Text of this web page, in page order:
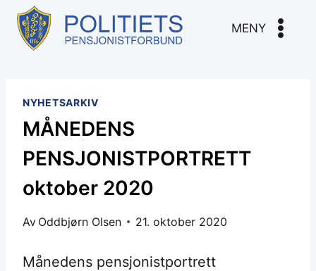
Skip
content
MENY
NYHETSARKIV
MÅNEDENS
PENSJONISTPORTRETT
oktober 2020
Av Oddbjørn Olsen 21. oktober 2020
Månedens pensjonistportrett